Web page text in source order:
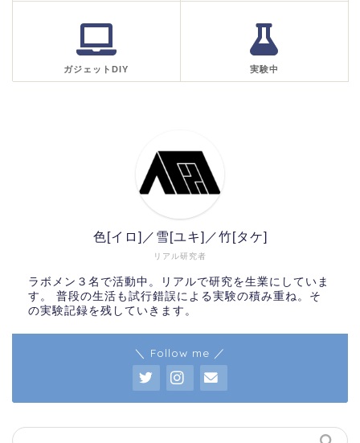
ガジェットDIY 実験中
リアル研究者
色[イロ]／雪[ユキ]／竹[タケ]
ラボメン３名で活動中。リアルで研究を生業にしていま
す。 普段の生活も試行錯誤による実験の積み重ね。そ
の実験記録を残していきます。
＼ Follow me ／